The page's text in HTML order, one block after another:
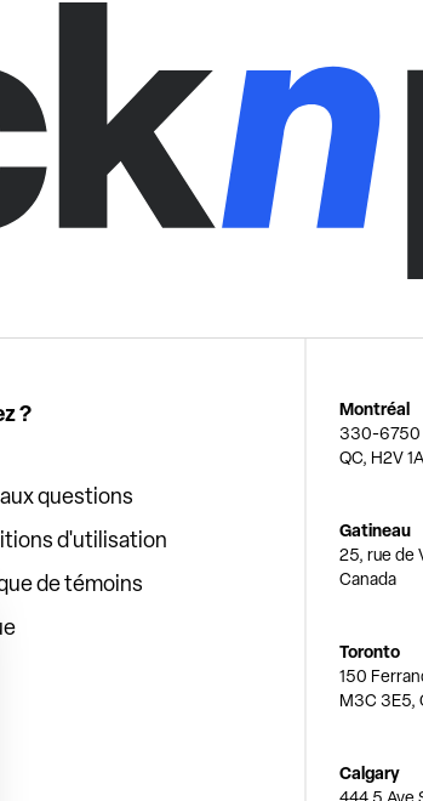
?
questions
d'utilisation
de témoins
Montréal
330-6750
QC, H2V
Gatineau
25, rue de
Canada
Toronto
150
M3C 3E5,
Calgary